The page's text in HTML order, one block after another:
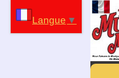
Langue ▼
Panneau de gestion des cookies